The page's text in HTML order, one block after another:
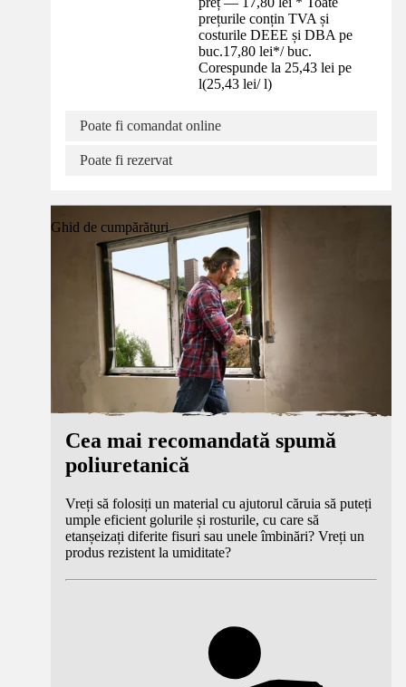
prețurile conțin TVA și
costurile DEEE și DBA pe
buc.17,80 lei*/ buc.
Corespunde la 25,43 lei pe
l(25,43 lei/ l)
Poate fi comandat online
Poate fi rezervat
Ghid de cumpărături
Cea mai recomandată spumă
poliuretanică
Vreți să folosiți un material cu ajutorul căruia să puteți
umple eficient golurile și rosturile, cu care să
etanșeizați diferite fisuri sau unele îmbinări? Vreți un
produs rezistent la umiditate?